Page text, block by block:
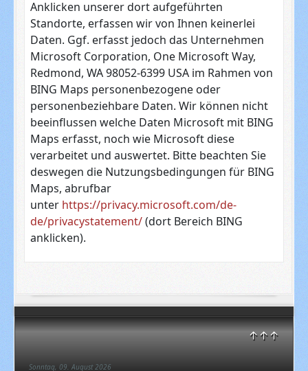
↑↑↑
Sonntag, 09. August 2026
Anklicken unserer dort aufgeführten
Standorte, erfassen wir von Ihnen keinerlei
Daten. Ggf. erfasst jedoch das Unternehmen
Microsoft Corporation, One Microsoft Way,
Redmond, WA 98052-6399 USA im Rahmen von
BING Maps personenbezogene oder
personenbeziehbare Daten. Wir können nicht
beeinflussen welche Daten Microsoft mit BING
Maps erfasst, noch wie Microsoft diese
verarbeitet und auswertet. Bitte beachten Sie
deswegen die Nutzungsbedingungen für BING
Maps, abrufbar
unter https://privacy.microsoft.com/de-
de/privacystatement/(dort Bereich BING
anklicken).